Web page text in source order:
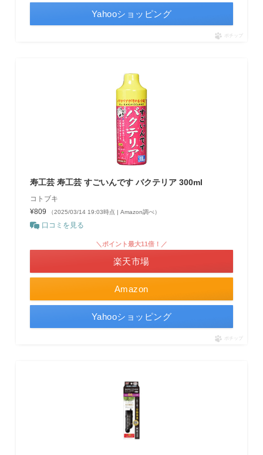
Yahooショッピング
ポチップ
寿工芸 寿工芸 すごいんです バクテリア 300ml
コトブキ
¥809
（2025/03/14 19:03時点 | Amazon調べ）
口コミを見る
Amazon
＼ポイント最大11倍！／
楽天市場
Yahooショッピング
ポチップ